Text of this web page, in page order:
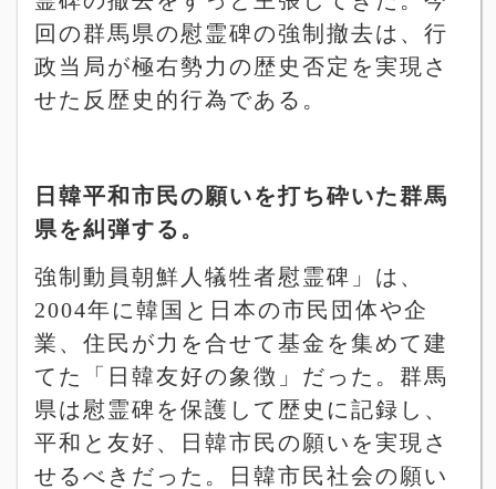
回の群馬県の慰霊碑の強制撤去は、行
政当局が極右勢力の歴史否定を実現さ
せた反歴史的行為である。
日韓平和市民の願いを打ち砕いた群馬
県を糾弾する。
強制動員朝鮮人犠牲者慰霊碑」は、
2004年に韓国と日本の市民団体や企
業、住民が力を合せて基金を集めて建
てた「日韓友好の象徴」だった。群馬
県は慰霊碑を保護して歴史に記録し、
平和と友好、日韓市民の願いを実現さ
せるべきだった。日韓市民社会の願い